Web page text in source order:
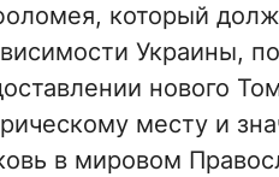
который
Украины,
нового
месту и
в мировом